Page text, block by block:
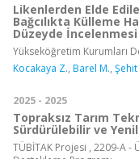
Likenlerden Elde
Bağcılıkta Külleme
Düzeyde İncelenmesi
Yükseköğretim Kurumları
Kocakaya Z., Barel M.,
2025 - 2025
Topraksız Tarım
Sürdürülebilir ve
TÜBİTAK Projesi , 2209-A